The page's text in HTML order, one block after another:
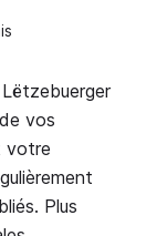
vos
votre
Plus